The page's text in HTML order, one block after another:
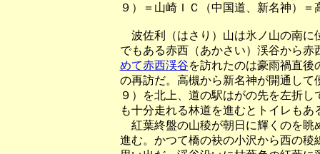
９）＝山崎ＩＣ（中国道、新名神）＝
波佐利（はさり）山は氷ノ山の南に
でもある赤西（あかさい）渓谷から
めて赤西渓谷を訪れたのは豪雨禍直後
の再訪だ。高槻から新名神が開通し
９）を北上、道の駅はがの先を左折
も十分走れる林道を進むとトイレも
紅葉終盤の山稜が朝日に輝くのを眺
進む。かつて橋の袂の小沢から西の稜